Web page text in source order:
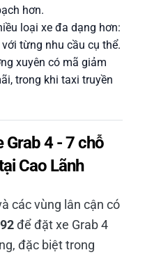
hơn.
loại xe đa dạng hơn:
từng nhu cầu cụ thể.
xuyên có mã giảm
trong khi taxi truyền
Grab 4 - 7 chỗ
Cao Lãnh
các vùng lân cận có
để đặt xe Grab 4
đặc biệt trong